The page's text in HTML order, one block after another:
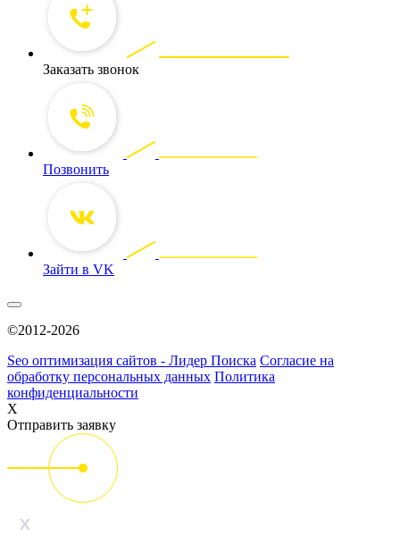
Заказать звонок
Позвонить
Зайти в VK
©2012-2026
Seo оптимизация сайтов - Лидер Поиска Согласие на
обработку персональных данных Политика
конфиденциальности
X
Отправить заявку